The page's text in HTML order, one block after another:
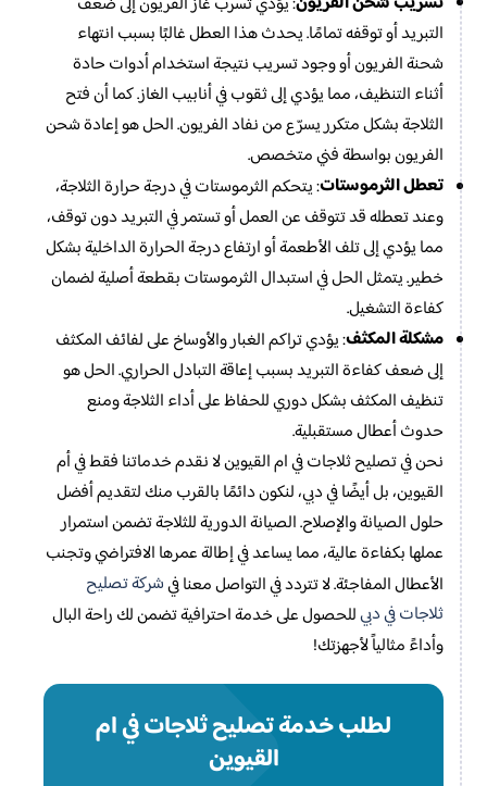
التبريد أو توقفه تمامًا. يحدث هذا العطل غالبًا بسبب انتهاء
شحنة الفريون أو وجود تسريب نتيجة استخدام أدوات حادة
أثناء التنظيف، مما يؤدي إلى ثقوب في أنابيب الغاز. كما أن فتح
الثلاجة بشكل متكرر يسرّع من نفاد الفريون. الحل هو إعادة شحن
الفريون بواسطة فني متخصص.
تعطل الثرموستات: يتحكم الثرموستات في درجة حرارة الثلاجة،
وعند تعطله قد تتوقف عن العمل أو تستمر في التبريد دون توقف،
مما يؤدي إلى تلف الأطعمة أو ارتفاع درجة الحرارة الداخلية بشكل
خطير. يتمثل الحل في استبدال الثرموستات بقطعة أصلية لضمان
كفاءة التشغيل.
مشكلة المكثف: يؤدي تراكم الغبار والأوساخ على لفائف المكثف
إلى ضعف كفاءة التبريد بسبب إعاقة التبادل الحراري. الحل هو
تنظيف المكثف بشكل دوري للحفاظ على أداء الثلاجة ومنع
حدوث أعطال مستقبلية.
نحن في تصليح ثلاجات في ام القيوين لا نقدم خدماتنا فقط في أم
القيوين، بل أيضًا في دبي، لنكون دائمًا بالقرب منك لتقديم أفضل
حلول الصيانة والإصلاح. الصيانة الدورية للثلاجة تضمن استمرار
عملها بكفاءة عالية، مما يساعد في إطالة عمرها الافتراضي وتجنب
الأعطال المفاجئة. لا تتردد في التواصل معنا فيشركة تصليح
ثلاجات في دبيللحصول على خدمة احترافية تضمن لك راحة البال
وأداءً مثالياً لأجهزتك!
لطلب خدمة تصليح ثلاجات في ام
القيوين